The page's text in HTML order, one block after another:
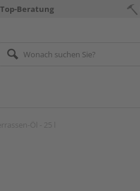
Top-Beratung